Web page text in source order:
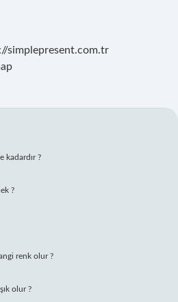
simplepresent.com.tr
kadardır ?
?
renk olur ?
olur ?